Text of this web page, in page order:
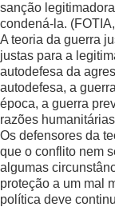
sanção
condená-la.
A teoria da guerra
justas para a
autodefesa da
autodefesa, a
época, a guerra
razões
Os defensores da
que o conflito nem
algumas
proteção a um mal
política deve